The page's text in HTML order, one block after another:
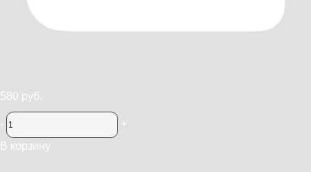
580 руб.
-
+
В корзину